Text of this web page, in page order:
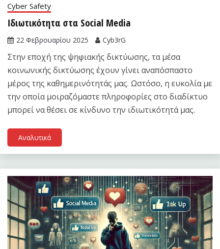
Cyber Safety
Ιδιωτικότητα στα Social Media
22 Φεβρουαρίου 2025 Cyb3rG
Στην εποχή της ψηφιακής δικτύωσης, τα μέσα
κοινωνικής δικτύωσης έχουν γίνει αναπόσπαστο
μέρος της καθημερινότητάς μας. Ωστόσο, η ευκολία με
την οποία μοιραζόμαστε πληροφορίες στο διαδίκτυο
μπορεί να θέσει σε κίνδυνο την ιδιωτικότητά μας.
Αναλυτικά